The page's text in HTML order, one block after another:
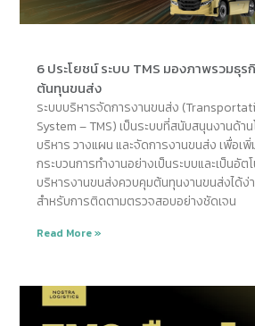
6 ประโยชน์ ระบบ TMS มองภาพรวมธุ
ต้นทุนขนส่ง
ระบบบริหารจัดการงานขนส่ง
System – TMS) เป็นระบบที่สนับสนุนงานด้า
บริหาร วางแผน และจัดการงานขนส่ง เพื่อเ
กระบวนการทำงานอย่างเป็นระบบและเป็นอัต
บริหารงานขนส่งควบคุมต้นทุนงานขนส่งได้ง่
สำหรับการติดตามตรวจสอบอย่างชัดเจน
Read More »